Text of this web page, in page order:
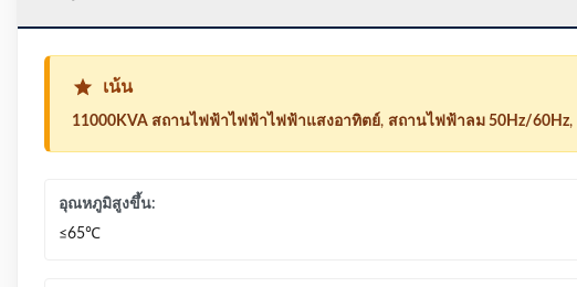
เน้น
11000KVA สถานไฟฟ้าไฟฟ้าไฟฟ้าแสงอาทิตย์, สถานไฟฟ้าลม 50Hz/60Hz,
อุณหภูมิสูงขึ้น:
≤65℃